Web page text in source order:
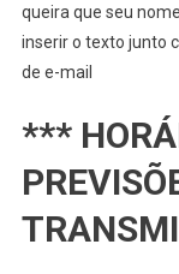
queira que seu
inserir o texto junto
de e-mail
***